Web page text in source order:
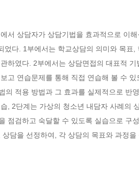
서 상담자가 상담기법을 효과적으로 이
었다. 1부에서는 학교상담의 의미와 목
하였다. 2부에서는 상담면접의 대표적
고 연습문제를 통해 직접 연습해 볼 수
의 적용 방법과 그 효과를 실제적으로 반
, 2단계는 가상의 청소년 내담자 사례의
점검하고 숙달할 수 있도록 실습으로 구
상담을 선정하여, 각 상담의 목표와 과정